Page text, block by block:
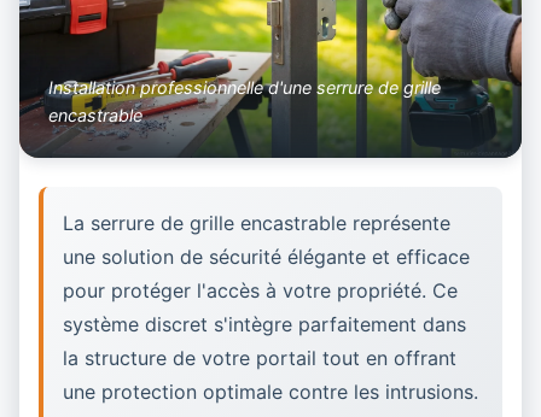
Installation professionnelle d'une serrure de grille
encastrable
La serrure de grille encastrable représente
une solution de sécurité élégante et efficace
pour protéger l'accès à votre propriété. Ce
système discret s'intègre parfaitement dans
la structure de votre portail tout en offrant
une protection optimale contre les intrusions.